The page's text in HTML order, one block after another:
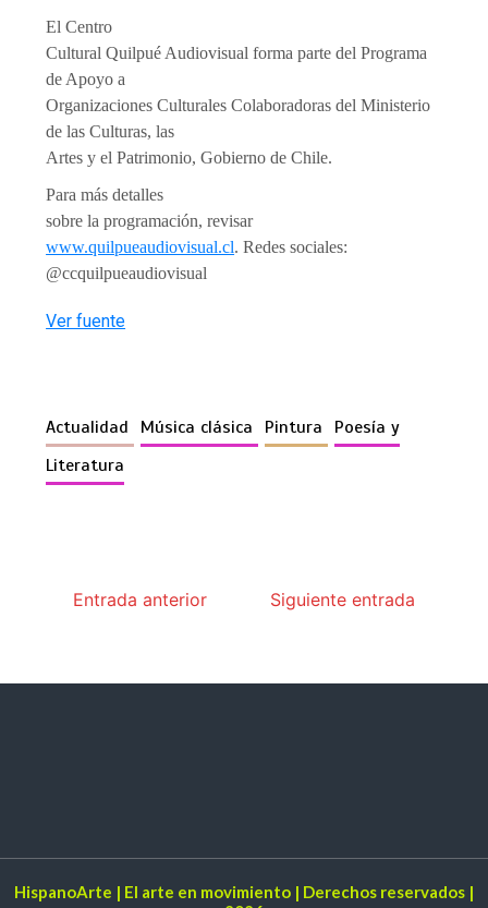
El Centro
Cultural Quilpué Audiovisual forma parte del Programa
de Apoyo a
Organizaciones Culturales Colaboradoras del Ministerio
de las Culturas, las
Artes y el Patrimonio, Gobierno de Chile.
Para más detalles
sobre la programación, revisar
www.quilpueaudiovisual.cl.Redes sociales:
@ccquilpueaudiovisual
Ver fuente
Actualidad Música clásica Pintura
Poesía y
Literatura
Entrada anterior Siguiente entrada